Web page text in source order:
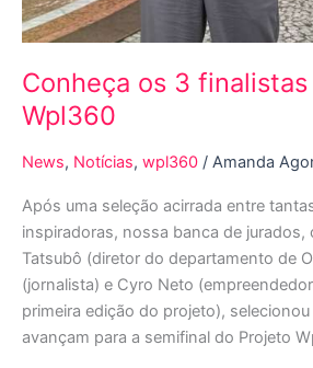
Conheça os 3
Wpl360
News, Notícias, wpl360 / Amanda
Após uma seleção acirrada entre
inspiradoras, nossa banca de
Tatsubô (diretor do departamento de
(jornalista) e Cyro Neto
primeira edição do projeto),
avançam para a semifinal do Projeto